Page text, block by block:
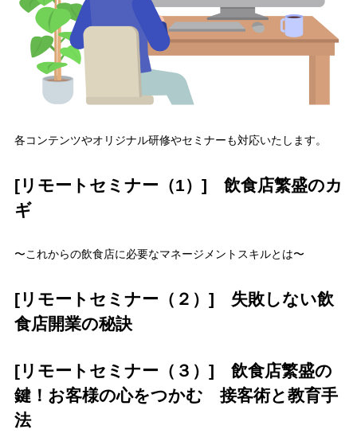
各コンテンツやオリジナル研修やセミナーも対応いたします。
[リモートセミナー（1）] 飲食店繁盛のカ
ギ
〜これからの飲食店に必要なマネージメントスキルとは〜
[リモートセミナー（２）] 失敗しない飲
食店開業の秘訣
[リモートセミナー（３）] 飲食店繁盛の
鍵！お客様の心をつかむ 接客術と教育手
法